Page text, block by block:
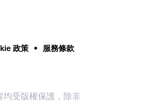
政策
服務條款
均受版權保護，除非